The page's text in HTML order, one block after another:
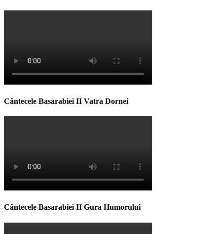
Cântecele Basarabiei II Vatra Dornei
Cântecele Basarabiei II Gura Humorului